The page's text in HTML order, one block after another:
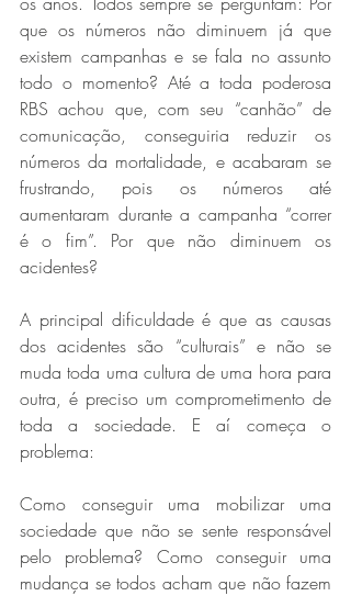
que os números não diminuem já que
existem campanhas e se fala no assunto
todo o momento? Até a toda poderosa
RBS achou que, com seu “canhão” de
comunicação, conseguiria reduzir os
números da mortalidade, e acabaram se
frustrando, pois os números até
aumentaram durante a campanha “correr
é o fim”. Por que não diminuem os
acidentes?
A principal dificuldade é que as causas
dos acidentes são “culturais” e não se
muda toda uma cultura de uma hora para
outra, é preciso um comprometimento de
toda a sociedade. E aí começa o
problema:
Como conseguir uma mobilizar uma
sociedade que não se sente responsável
pelo problema? Como conseguir uma
mudança se todos acham que não fazem